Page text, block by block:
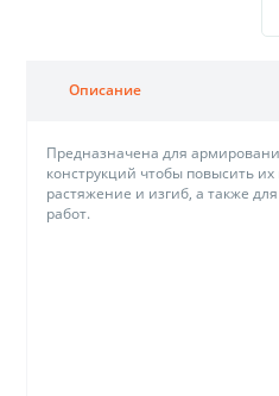
Описание
Предназначена для
конструкций чтобы повысить
растяжение и изгиб, а также
работ.